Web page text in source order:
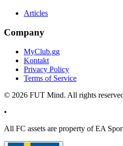
Articles
Company
MyClub.gg
Kontakt
Privacy Policy
Terms of Service
© 2026 FUT Mind. All rights
•
All FC assets are property of EA